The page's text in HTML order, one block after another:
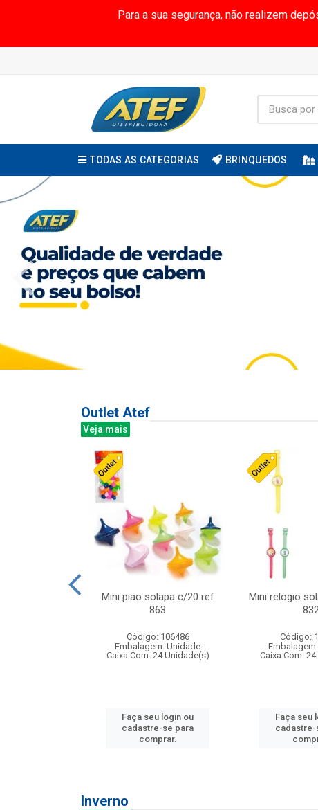
Para a sua segurança, não realizem
TODAS AS CATEGORIAS BRINQUEDOS
Outlet Atef
Veja mais
Mini piao solapa c/20 ref
863
Código: 106486
Embalagem: Unidade
Caixa Com: 24 Unidade(s)
Faça seu login ou
cadastre-se para
comprar.
Mini relogio
Código:
Caixa Com:
Faça seu
cadastre-
Inverno